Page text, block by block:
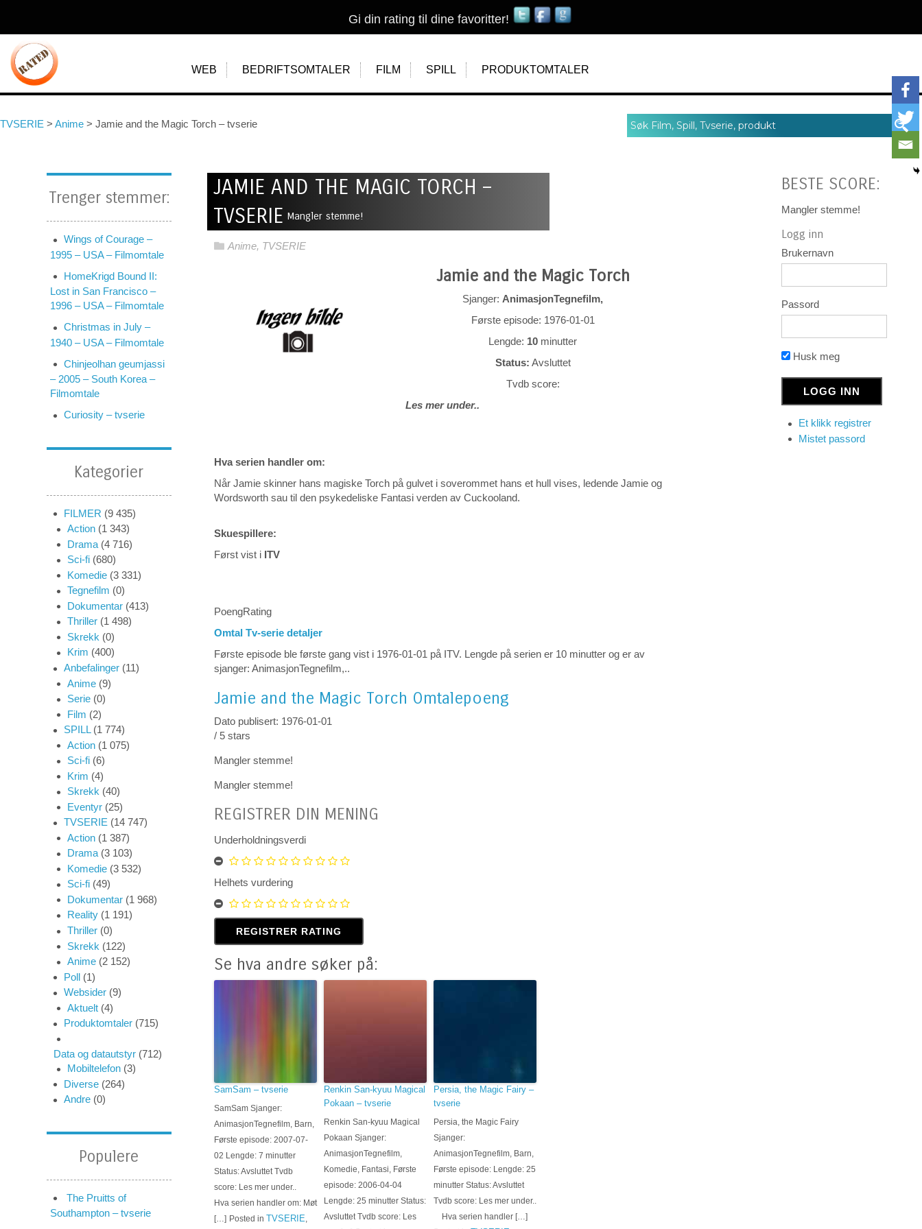
Gi din rating til dine favoritter!
WEB BEDRIFTSOMTALER FILM SPILL PRODUKTOMTALER
TVSERIE > Anime > Jamie and the Magic Torch – tvserie
Trenger stemmer:
Wings of Courage –
1995 – USA – Filmomtale
HomeKrigd Bound II:
Lost in San Francisco –
1996 – USA – Filmomtale
Christmas in July –
1940 – USA – Filmomtale
Chinjeolhan geumjassi
– 2005 – South Korea –
Filmomtale
Curiosity – tvserie
Kategorier
FILMER (9 435)
Action (1 343)
Drama (4 716)
Sci-fi (680)
Komedie (3 331)
Tegnefilm (0)
Dokumentar (413)
Thriller (1 498)
Skrekk (0)
Krim (400)
Anbefalinger (11)
Anime (9)
Serie (0)
Film (2)
SPILL(1 774)
Action (1 075)
Sci-fi (6)
Krim (4)
Skrekk (40)
Eventyr (25)
TVSERIE (14 747)
Action (1 387)
Drama (3 103)
Komedie (3 532)
Sci-fi (49)
Dokumentar (1 968)
Reality (1 191)
Thriller (0)
Skrekk (122)
Anime (2 152)
Poll (1)
Websider (9)
Aktuelt (4)
Produktomtaler (715)
Data og datautstyr (712)
Mobiltelefon (3)
Diverse (264)
Andre (0)
Populere
The Pruitts of
Southampton – tvserie
JAMIE AND THE MAGIC TORCH –
TVSERIE Mangler stemme!
Anime, TVSERIE
Jamie and the Magic Torch
Sjanger: AnimasjonTegnefilm,
Første episode: 1976-01-01
Lengde: 10 minutter
Status: Avsluttet
Tvdb score:
Les mer under..
Hva serien handler om:
Når Jamie skinner hans magiske Torch på gulvet i soverommet hans et hull vises, ledende Jamie og
Wordsworth sau til den psykedeliske Fantasi verden av Cuckooland.
Skuespillere:
Først vist i ITV
PoengRating
Omtal Tv-serie detaljer
Første episode ble første gang vist i 1976-01-01 på ITV. Lengde på serien er 10 minutter og er av
sjanger: AnimasjonTegnefilm,..
Jamie and the Magic Torch Omtalepoeng
Dato publisert: 1976-01-01
/ 5stars
Mangler stemme!
Mangler stemme!
REGISTRER DIN MENING
Underholdningsverdi
Helhets vurdering
Se hva andre søker på:
SamSam – tvserie
SamSam Sjanger:
AnimasjonTegnefilm, Barn,
Første episode: 2007-07-
02 Lengde: 7 minutter
Status: Avsluttet Tvdb
score: Les mer under..
Hva serien handler om: Møt
[…] Posted in TVSERIE
Renkin San-kyuu Magical
Pokaan – tvserie
Renkin San-kyuu Magical
Pokaan Sjanger:
AnimasjonTegnefilm,
Komedie, Fantasi, Første
episode: 2006-04-04
Lengde: 25 minutter Status:
Avsluttet Tvdb score: Les
Persia, the Magic Fairy –
tvserie
Persia, the Magic Fairy
Sjanger:
AnimasjonTegnefilm, Barn,
Første episode: Lengde: 25
minutter Status: Avsluttet
Tvdb score: Les mer under..
Hva serien handler […]
BESTE SCORE:
Mangler stemme!
Logg inn
Brukernavn
Passord
Husk meg
Et klikk registrer
Mistet passord